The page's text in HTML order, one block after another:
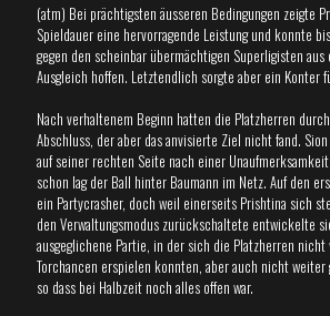
(atm) Bei prächtigsten äusseren Bedingungen zeigte
Spieldauer eine hervorragende Leistung und konnte
gegen den scheinbar übermächtigen Superligisten aus
Ausgleich hoffen. Letztendlich sorgte aber ein Konter
Nach verhaltenem Beginn hatten die Platzherren
Abschluss, der aber das anvisierte Ziel nicht fand.
auf seiner rechten Seite nach einer
schon lag der Ball hinter Baumann im Netz. Auf den
ein Partycrasher, doch weil einerseits Prishtina sich
den Verwaltungsmodus zurückschaltete entwickelte
ausgeglichene Partie, in der sich die Platzherren
Torchancen erspielen konnten, aber auch nicht weiter
so dass bei Halbzeit noch alles offen war.